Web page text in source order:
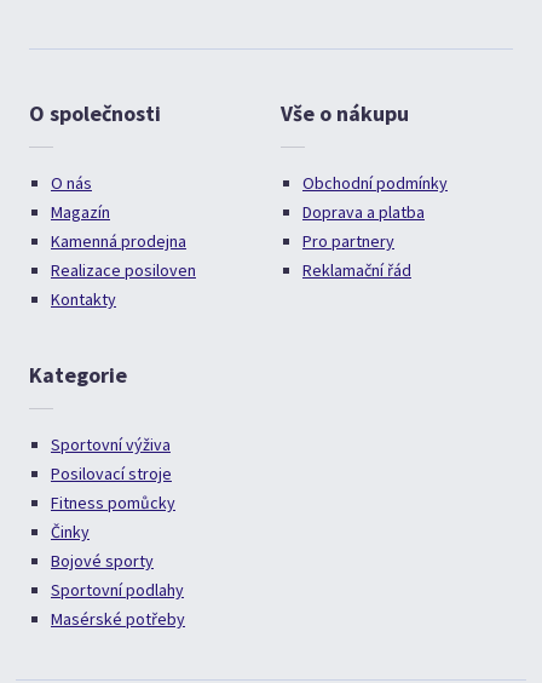
O společnosti
O nás
Magazín
Kamenná prodejna
Realizace posiloven
Kontakty
Vše o nákupu
Obchodní podmínky
Doprava a platba
Pro partnery
Reklamační řád
Kategorie
Sportovní výživa
Posilovací stroje
Fitness pomůcky
Činky
Bojové sporty
Sportovní podlahy
Masérské potřeby